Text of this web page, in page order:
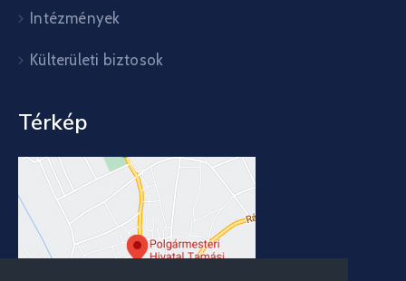
Intézmények
Külterületi biztosok
Térkép